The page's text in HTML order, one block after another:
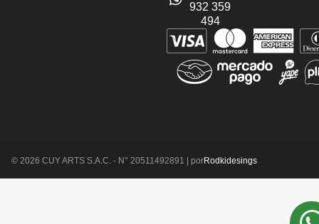
932 359
494
© 2026 CUY ARTS S.A.C. - N° 20511492891 | porRodkidesings